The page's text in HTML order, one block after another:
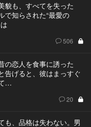
貌も、すべてを失った
で知らされた“最愛の
506
の恋人を食事に誘った
告げると、彼はまっすぐ
…
20
も、品格は失わない。男